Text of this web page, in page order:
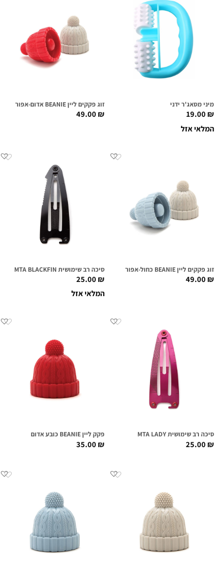
מיני מסאג'ר ידני
19.00₪
המלאי אזל
זוג פקקים ליין BEANIE אדום-אפור
49.00₪
זוג פקקים ליין BEANIE כחול-אפור
49.00₪
סיכה רב שימושית MTA BLACKFIN
25.00₪
המלאי אזל
סיכה רב שימושית MTA LADY
25.00₪
פקק ליין BEANIE כובע אדום
35.00₪